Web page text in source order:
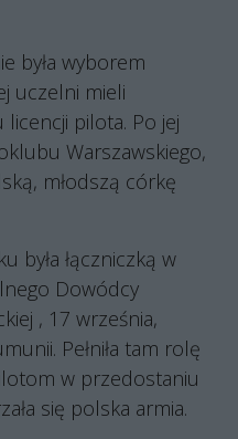
była wyborem
uczelni mieli
pilota. Po jej
Warszawskiego,
młodszą córkę
była łączniczką w
Dowódcy
, 17 września,
Pełniła tam rolę
w przedostaniu
się polska armia.